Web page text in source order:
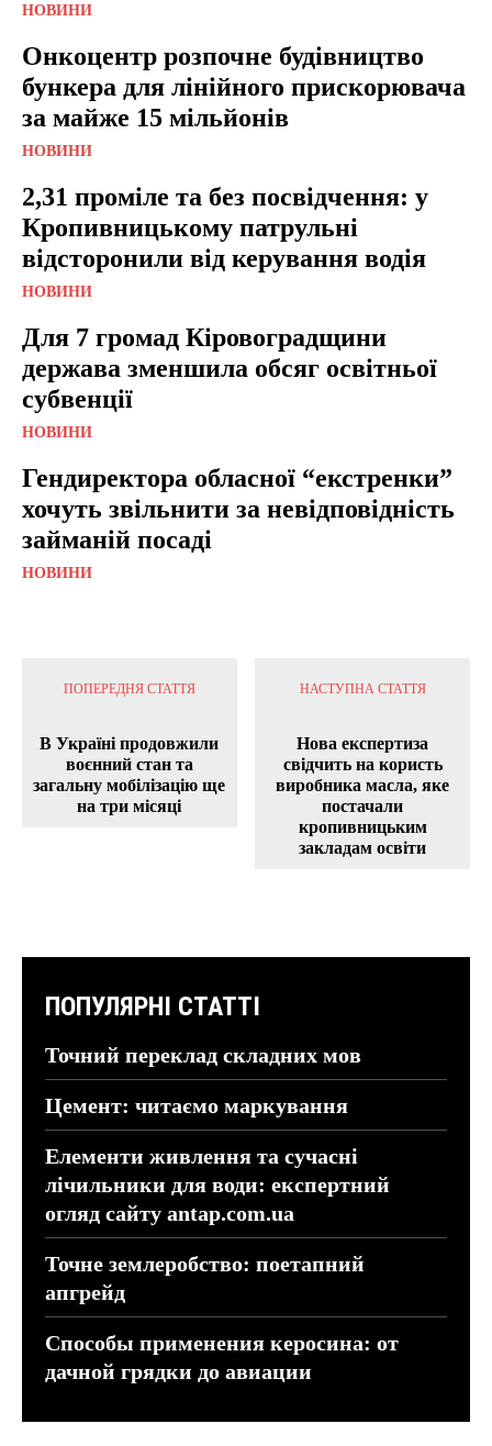
НОВИНИ
Онкоцентр розпочне будівництво
бункера для лінійного прискорювача
за майже 15 мільйонів
НОВИНИ
2,31 проміле та без посвідчення: у
Кропивницькому патрульні
відсторонили від керування водія
НОВИНИ
Для 7 громад Кіровоградщини
держава зменшила обсяг освітньої
субвенції
НОВИНИ
Гендиректора обласної “екстренки”
хочуть звільнити за невідповідність
займаній посаді
НОВИНИ
ПОПЕРЕДНЯ СТАТТЯ
В Україні продовжили
воєнний стан та
загальну мобілізацію ще
на три місяці
НАСТУПНА СТАТТЯ
Нова експертиза
свідчить на користь
виробника масла, яке
постачали
кропивницьким
закладам освіти
ПОПУЛЯРНІ СТАТТІ
Точний переклад складних мов
Цемент: читаємо маркування
Елементи живлення та сучасні
лічильники для води: експертний
огляд сайту antap.com.ua
Точне землеробство: поетапний
апгрейд
Способы применения керосина: от
дачной грядки до авиации